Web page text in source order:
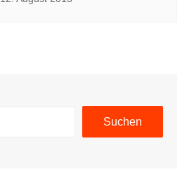
Suchen